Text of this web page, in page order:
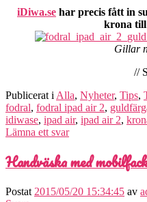
iDiwa.se har precis fått in
krona
Gillar
//
Publicerat i Alla, Nyheter, Tips,
fodral, fodral ipad air 2,
idiwase, ipad air, ipad air 2,
Lämna ett svar
Handväska med
Postat 2015/05/20 15:34:45 av